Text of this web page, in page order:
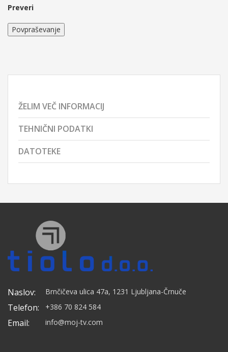
Preveri
Povpraševanje
ŽELIM VEČ INFORMACIJ
TEHNIČNI PODATKI
DATOTEKE
Naslov: Brnčičeva ulica 47a, 1231 Ljubljana-Črnuče
Telefon: +386 70 824 584
Email: info@moj-tv.com